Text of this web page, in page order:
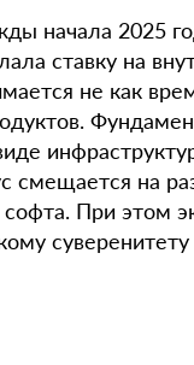
начала 2025
ставку на
не как
на
софта. При этом